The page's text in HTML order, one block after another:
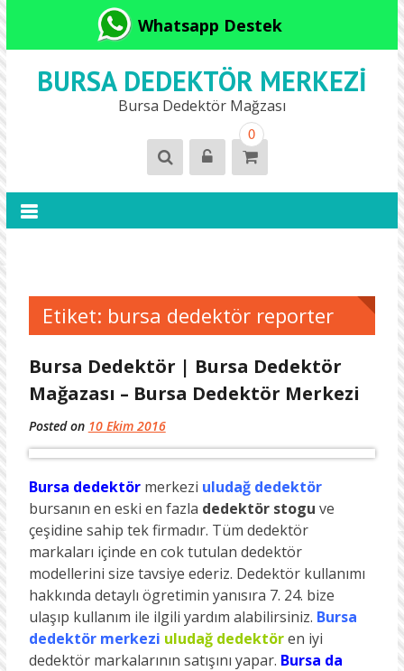
Whatsapp Destek
BURSA DEDEKTÖR MERKEZI
Bursa Dedektör Mağzası
0
Etiket: bursa dedektör reporter
Bursa Dedektör | Bursa Dedektör
Mağazası – Bursa Dedektör Merkezi
Posted on 10 Ekim 2016
Bursa dedektörmerkezi uludağ dedektör
bursanın en eski en fazla dedektör stogu ve
çeşidine sahip tek firmadır. Tüm dedektör
markaları içinde en cok tutulan dedektör
modellerini size tavsiye ederiz. Dedektör kullanımı
hakkında detaylı ögretimin yanısıra 7. 24. bize
ulaşıp kullanım ile ilgili yardım alabilirsiniz. Bursa
dedektör merkezi uludağ dedektören iyi
dedektör markalarının satışını yapar. Bursa da